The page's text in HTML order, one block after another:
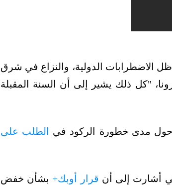
الاضطرابات الدولية، والنزاع في شرق
"كل ذلك يشير إلى أن السنة المقبلة
حول مدى خطورة الركود في
الطلب على
أشارت إلى أن قرار أوبك+ بشأن خفض